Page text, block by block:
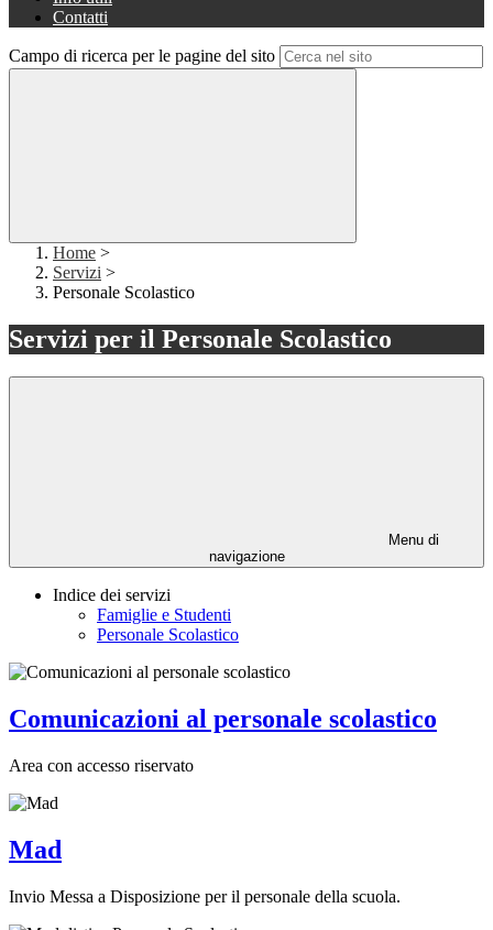
Contatti
Campo di ricerca per le pagine del sito
Home >
Servizi >
Personale Scolastico
Servizi per il Personale Scolastico
Menu di
navigazione
Indice dei servizi
Famiglie e Studenti
Personale Scolastico
Comunicazioni al personale scolastico
Area con accesso riservato
Mad
Invio Messa a Disposizione per il personale della scuola.